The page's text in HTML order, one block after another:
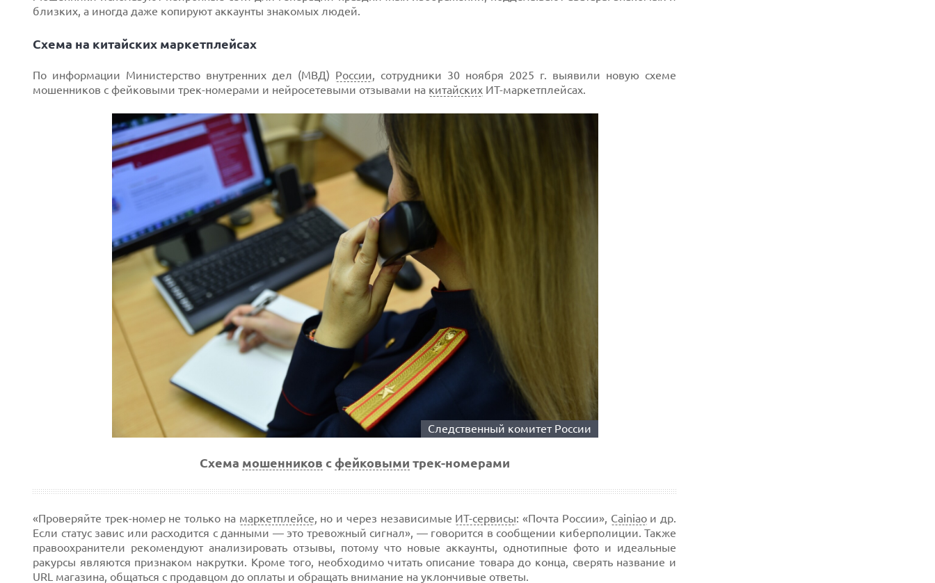
близких, а иногда даже копируют аккаунты знакомых людей.
Схема на китайских маркетплейсах
По информации Министерство внутренних дел (МВД) России, сотрудники 30 ноября 2025 г. выявили новую схеме
мошенников с фейковыми трек-номерами и нейросетевыми отзывами на китайских ИТ-маркетплейсах.
Следственный комитет России
Схема мошенников с фейковыми трек-номерами
«Проверяйте трек-номер не только на маркетплейсе, но и через независимые ИТ-сервисы: «Почта России», Cainiaoи др.
Если статус завис или расходится с данными — это тревожный сигнал», — говорится в сообщении киберполиции. Также
правоохранители рекомендуют анализировать отзывы, потому что новые аккаунты, однотипные фото и идеальные
ракурсы являются признаком накрутки. Кроме того, необходимо читать описание товара до конца, сверять название и
URL магазина, общаться с продавцом до оплаты и обращать внимание на уклончивые ответы.